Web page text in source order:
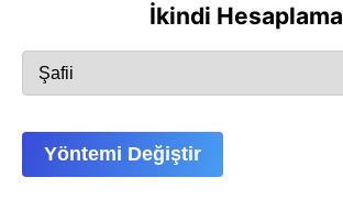
İkindi Hesaplama
Yöntemi Değiştir